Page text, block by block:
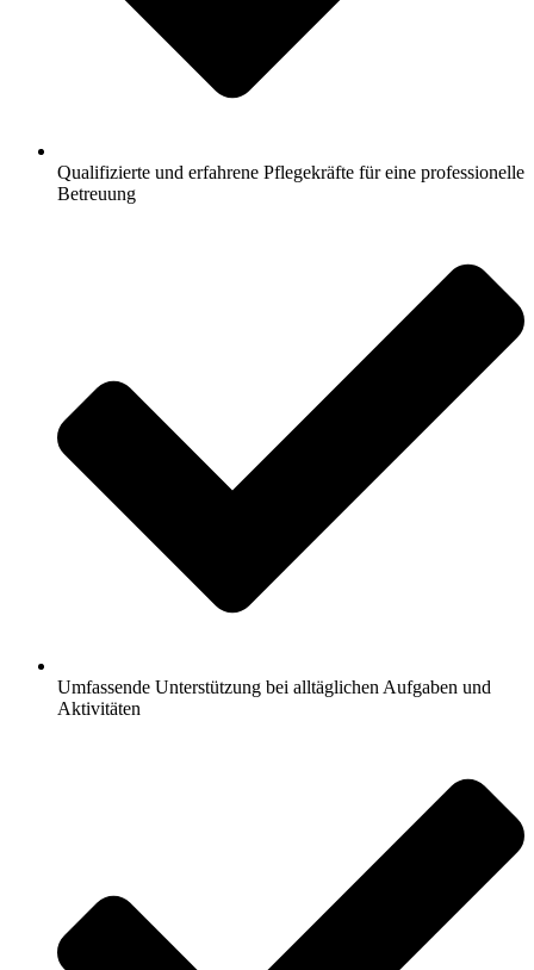
Qualifizierte und erfahrene Pflegekräfte für eine professionelle
Betreuung
Umfassende Unterstützung bei alltäglichen Aufgaben und
Aktivitäten